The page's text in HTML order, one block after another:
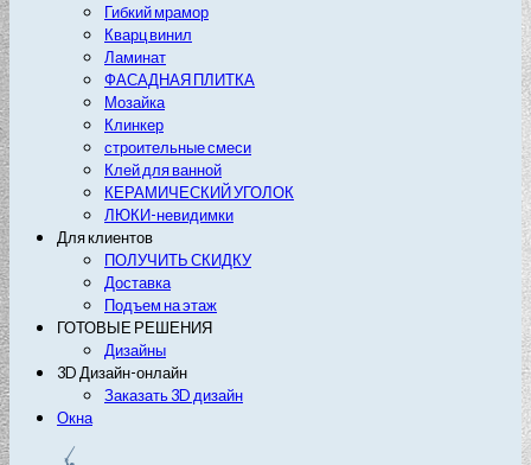
Гибкий мрамор
Кварц винил
Ламинат
ФАСАДНАЯ ПЛИТКА
Мозайка
Клинкер
строительные смеси
Клей для ванной
КЕРАМИЧЕСКИЙ УГОЛОК
ЛЮКИ-невидимки
Для клиентов
ПОЛУЧИТЬ СКИДКУ
Доставка
Подъем на этаж
ГОТОВЫЕ РЕШЕНИЯ
Дизайны
3D Дизайн-онлайн
Заказать 3D дизайн
Окна